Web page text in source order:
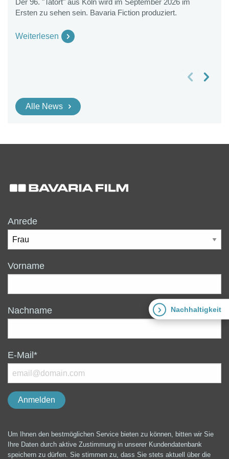
Der 96. "Tatort" aus Köln wird im September 2026 im
Ersten zu sehen sein. Bavaria Fiction produziert.
Weiterlesen
Alle News
Nachhaltigkeit
Anrede
Vorname
Nachname
E-Mail*
Um Ihnen den bestmöglichen Service bieten zu können, bitten wir Sie
Ihre Daten durch aktive Zustimmung in unserer Kundendatenbank
speichern zu dürfen. Sie stimmen zu, dass Sie stets aktuell über die